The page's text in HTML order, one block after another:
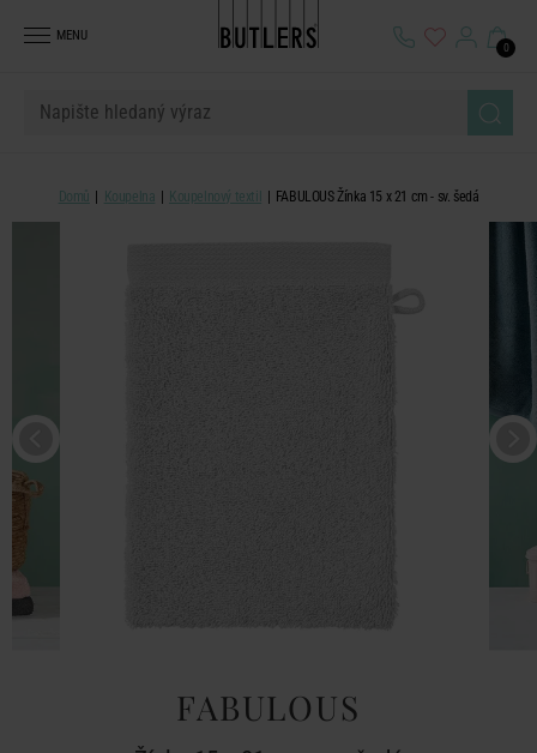
MENU
0
Domů Koupelna Koupelnový textil FABULOUS Žínka 15 x 21 cm - sv. šedá
FABULOUS